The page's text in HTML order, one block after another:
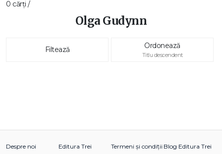
0 cărți /
Olga Gudynn
Filtează Ordonează
Titlu descendent
Despre noi
Editura Trei
Termeni și condiții Blog Editura Trei